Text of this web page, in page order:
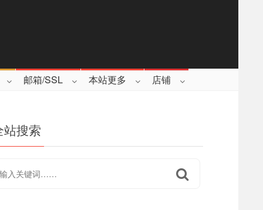
邮箱/SSL 本站更多 店铺
站搜索